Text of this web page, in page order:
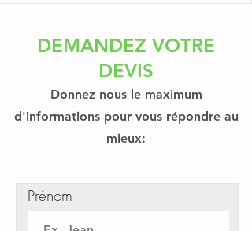
DEMANDEZ VOTRE
DEVIS
Donnez nous le maximum
d'informations pour vous répondre au
mieux:
Prénom